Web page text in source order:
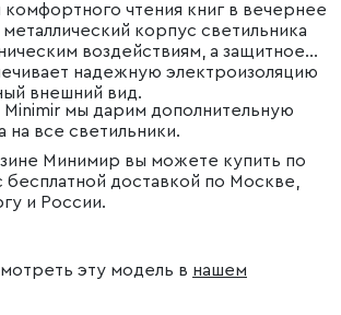
чтения книг в вечернее
корпус светильника
воздействиям, а защитное
надежную электроизоляцию
внешний вид.
мы дарим дополнительную
на все светильники.
Минимир вы можете купить по
доставкой по Москве,
и России.
эту модель в нашем